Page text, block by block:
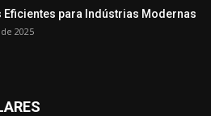
Eficientes para Indústrias Modernas
2025